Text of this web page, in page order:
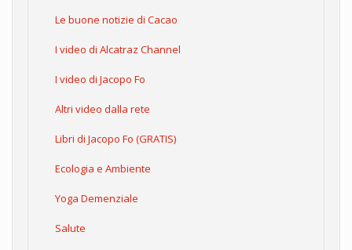
Le buone notizie di Cacao
I video di Alcatraz Channel
I video di Jacopo Fo
Altri video dalla rete
Libri di Jacopo Fo (GRATIS)
Ecologia e Ambiente
Yoga Demenziale
Salute